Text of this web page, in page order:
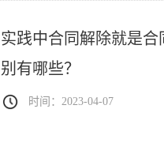
实践中合同解除就是合
别有哪些？
时间：2023-04-07